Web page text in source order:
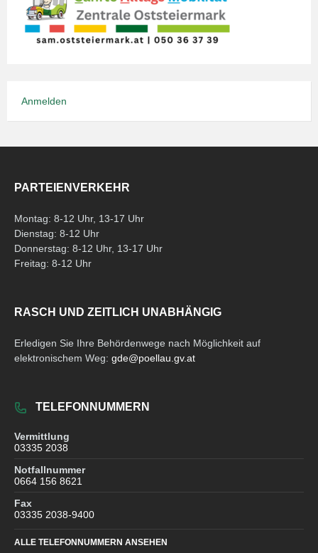
Anmelden
PARTEIENVERKEHR
Montag: 8-12 Uhr, 13-17 Uhr
Dienstag: 8-12 Uhr
Donnerstag: 8-12 Uhr, 13-17 Uhr
Freitag: 8-12 Uhr
RASCH UND ZEITLICH UNABHÄNGIG
Erledigen Sie Ihre Behördenwege nach Möglichkeit auf
elektronischem Weg: gde@poellau.gv.at
TELEFONNUMMERN
Vermittlung
03335 2038
Notfallnummer
0664 156 8621
Fax
03335 2038-9400
ALLE TELEFONNUMMERN ANSEHEN